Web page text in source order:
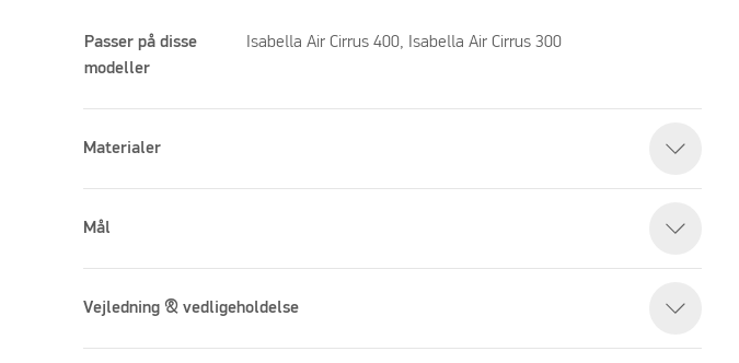
Passer på disse
modeller
Isabella Air Cirrus 400, Isabella Air Cirrus 300
Materialer
Mål
Vejledning & vedligeholdelse